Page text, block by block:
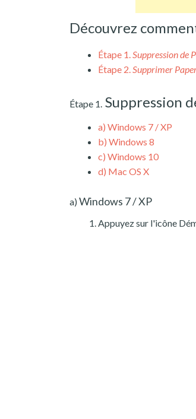
Découvrez
Étape 1.Suppression de
Étape 2.Supprimer
Étape 1. Suppression
a) Windows 7 / XP
b) Windows 8
c) Windows 10
d) Mac OS X
a) Windows 7 / XP
Appuyez sur l'icône